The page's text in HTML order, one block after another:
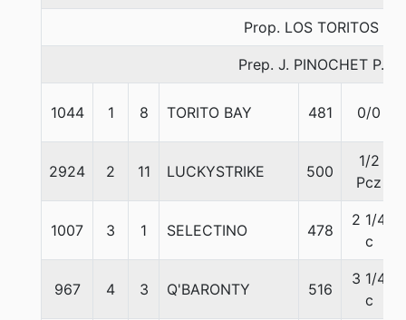
Prop. LOS TORITOS
Prep. J. PINOCHET P.
1044 1 8 TORITO BAY 481 0/0
2924 2 11 LUCKYSTRIKE 500
1/2
Pcz
1007 3 1 SELECTINO 478
2 1/4
c
967 4 3 Q'BARONTY 516
3 1/4
c